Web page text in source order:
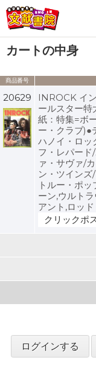
会員登録
ログイン
カートの中身
商品番号
20629
INROCK イ
ールスター特
紙：特集=ボ
ー・クラブ)●
ハノイ・ロッ
フ・レパー
ァ・サヴァ/
ン・ツイン
トルー・ポ
ーン,ウルト
アント,ロッ
クリックポ
ログインする